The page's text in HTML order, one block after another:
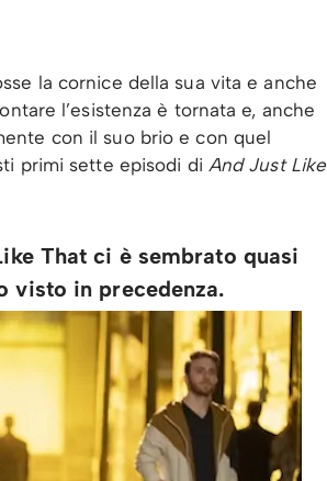
la cornice della sua vita e anche
l’esistenza è tornata e, anche
con il suo brio e con quel
primi sette episodi di And Just Like
That ci è sembrato quasi
visto in precedenza.